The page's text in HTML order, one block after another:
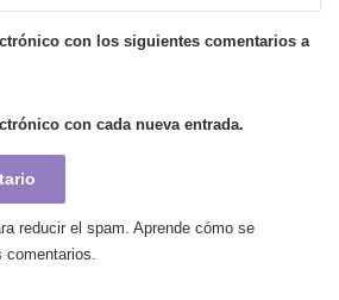
con los siguientes comentarios a
con cada nueva entrada.
reducir el spam. Aprende cómo se
comentarios.